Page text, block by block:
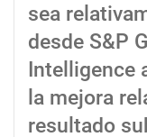
sea
desde S&P
Intelligence
la mejora
resultado